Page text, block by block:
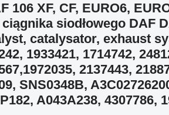
106 XF, CF, EURO6,
siodłowego DAF
catalysator, exhaust
1933421, 1714742,
2137443,
SNS0348B,
A043A238, 4307786,